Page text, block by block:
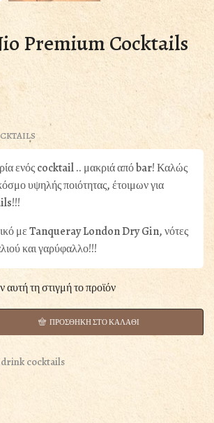
Premium Cocktails
ενός cocktail .. μακριά από bar! Καλώς
υψηλής ποιότητας, έτοιμων για
με Tanqueray London Dry Gin, νότες
και γαρύφαλλο!!!
τη στιγμή το προϊόν
ΠΡΟΣΘΗΚΗ ΣΤΟ ΚΑΛΑΘΙ
drink cocktails